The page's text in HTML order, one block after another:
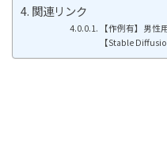
関連リンク
【作例有】男
【Stable